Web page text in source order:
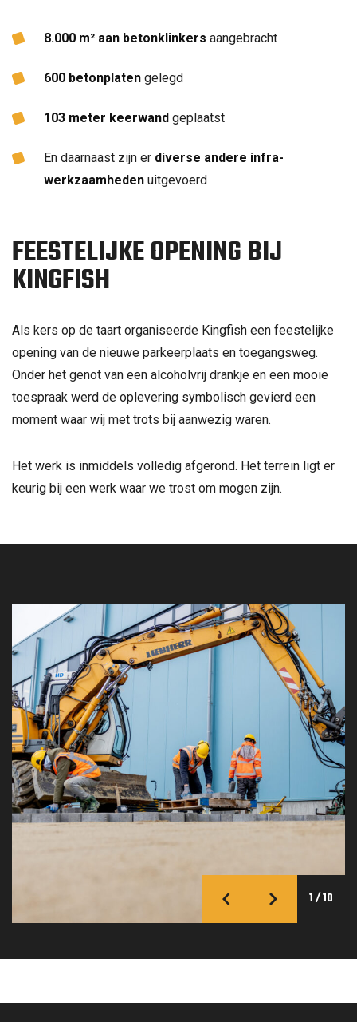
8.000 m² aan betonklinkers aangebracht
600 betonplaten gelegd
103 meter keerwand geplaatst
En daarnaast zijn er diverse andere infra-
werkzaamheden uitgevoerd
FEESTELIJKE OPENING BIJ
KINGFISH
Als kers op de taart organiseerde Kingfish een feestelijke
opening van de nieuwe parkeerplaats en toegangsweg.
Onder het genot van een alcoholvrij drankje en een mooie
toespraak werd de oplevering symbolisch gevierd een
moment waar wij met trots bij aanwezig waren.
Het werk is inmiddels volledig afgerond. Het terrein ligt er
keurig bij een werk waar we trost om mogen zijn.
1/10